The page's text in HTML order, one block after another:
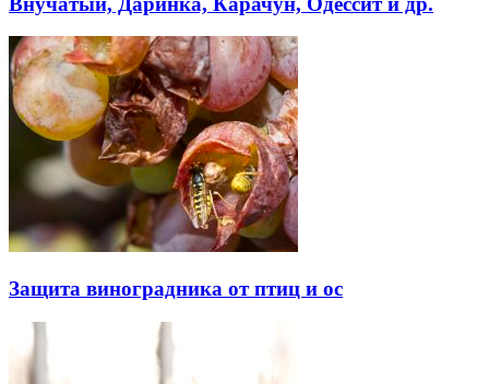
Защита виноградника от птиц и ос